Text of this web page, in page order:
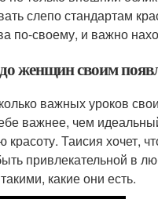
слепо стандартам
по-своему, и важно
женщин своим
важных уроков
важнее, чем
красоту. Таисия хочет,
привлекательной в
какие они есть.